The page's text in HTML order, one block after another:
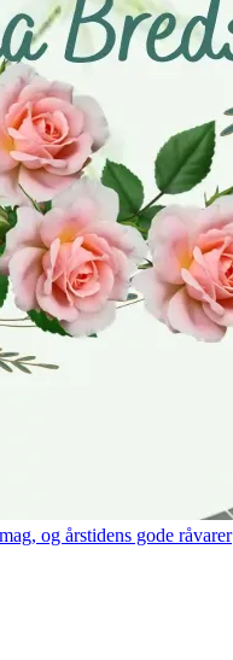
og årstidens gode råvarer